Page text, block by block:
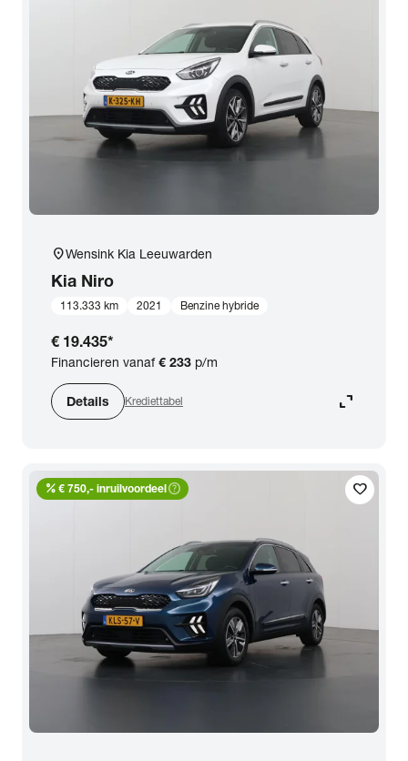
location_onWensink Kia Leeuwarden
Kia Niro
113.333 km 2021 Benzine hybride
€ 19.435*
Financieren vanaf€ 233 p/m
Details Krediettabel expand_content
favorite
percent € 750,- inruilvoordeelhelp_outline